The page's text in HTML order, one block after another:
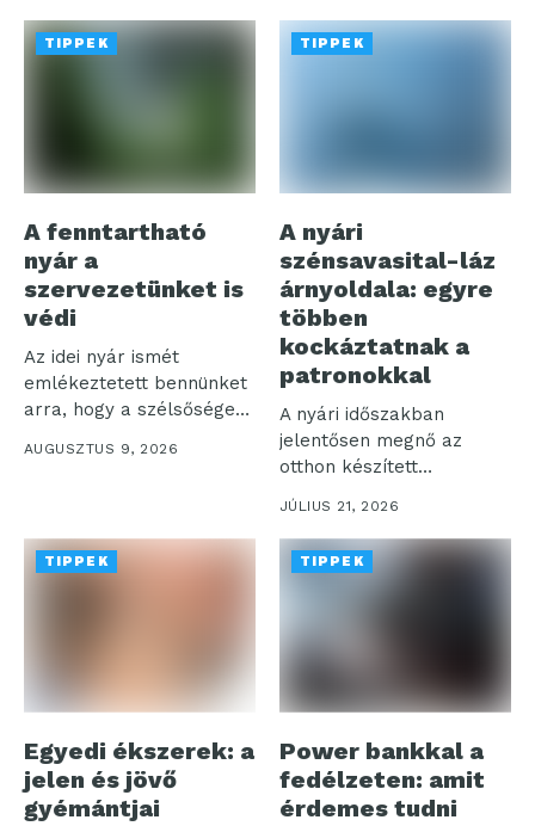
TIPPEK
A fenntartható
nyár a
szervezetünket is
védi
Az idei nyár ismét
emlékeztetett bennünket
arra, hogy a szélsőséges
AUGUSZTUS 9, 2026
TIPPEK
A nyári
szénsavasital-láz
árnyoldala: egyre
többen
kockáztatnak a
patronokkal
A nyári időszakban
jelentősen megnő az
otthon készített
szénsavas italok iránti
JÚLIUS 21, 2026
TIPPEK
Egyedi ékszerek: a
jelen és jövő
gyémántjai
TIPPEK
Power bankkal a
fedélzeten: amit
érdemes tudni